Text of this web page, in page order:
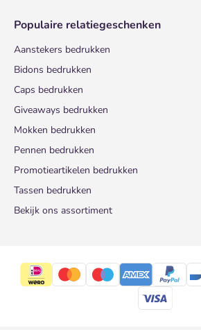
Populaire relatiegeschenken
Aanstekers bedrukken
Bidons bedrukken
Caps bedrukken
Giveaways bedrukken
Mokken bedrukken
Pennen bedrukken
Promotieartikelen bedrukken
Tassen bedrukken
Bekijk ons assortiment